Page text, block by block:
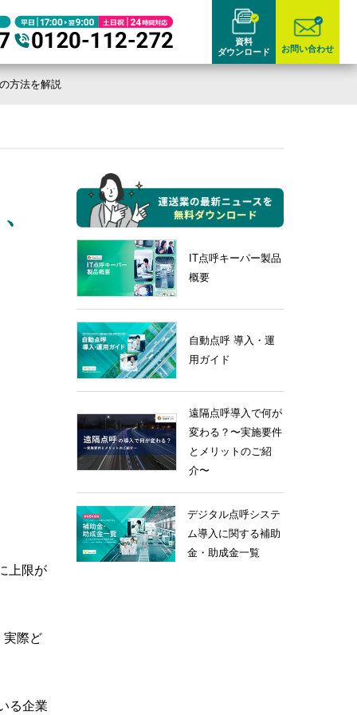
資料
ダウンロード
お問い合わせ
方法を解説
上限が
実際ど
る企業
IT点呼キーパー製品
概要
自動点呼 導入・運
用ガイド
遠隔点呼導入で何が
変わる？〜実施要件
とメリットのご紹
介〜
デジタル点呼システ
ム導入に関する補助
金・助成金一覧